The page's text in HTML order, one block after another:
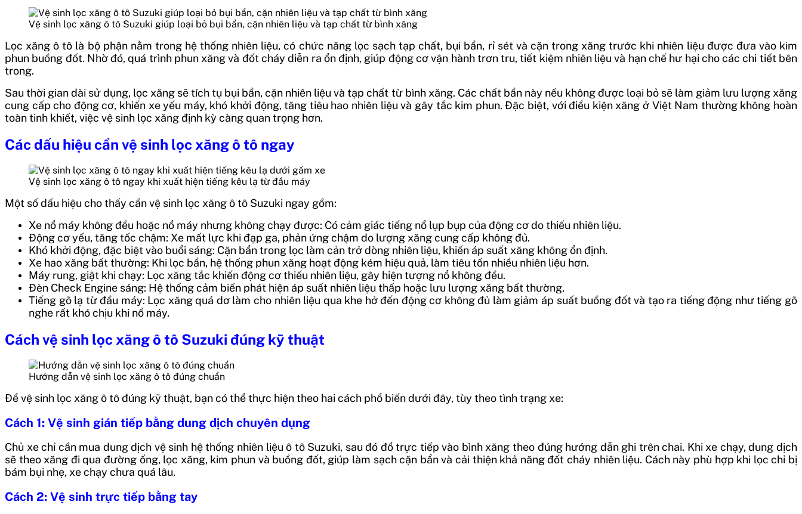
Vệ sinh lọc xăng ô tô Suzuki giúp loại bỏ bụi bẩn, cặn nhiên liệu và tạp chất từ bình xăng
Lọc xăng ô tô là bộ phận nằm trong hệ thống nhiên liệu, có chức năng lọc sạch tạp chất, bụi bẩn, rỉ sét và cặn trong xăng trước khi nhiên liệu được đưa vào kim
phun buồng đốt. Nhờ đó, quá trình phun xăng và đốt cháy diễn ra ổn định, giúp động cơ vận hành trơn tru, tiết kiệm nhiên liệu và hạn chế hư hại cho các chi tiết bên
trong.
Sau thời gian dài sử dụng, lọc xăng sẽ tích tụ bụi bẩn, cặn nhiên liệu và tạp chất từ bình xăng. Các chất bẩn này nếu không được loại bỏ sẽ làm giảm lưu lượng xăng
cung cấp cho động cơ, khiến xe yếu máy, khó khởi động, tăng tiêu hao nhiên liệu và gây tắc kim phun. Đặc biệt, với điều kiện xăng ở Việt Nam thường không hoàn
toàn tinh khiết, việc vệ sinh lọc xăng định kỳ càng quan trọng hơn.
Các dấu hiệu cần vệ sinh lọc xăng ô tô ngay
Vệ sinh lọc xăng ô tô ngay khi xuất hiện tiếng kêu lạ từ đầu máy
Một số dấu hiệu cho thấy cần vệ sinh lọc xăng ô tô Suzuki ngay gồm:
Xe nổ máy không đều hoặc nổ máy nhưng không chạy được: Có cảm giác tiếng nổ lụp bụp của động cơ do thiếu nhiên liệu.
Động cơ yếu, tăng tốc chậm: Xe mất lực khi đạp ga, phản ứng chậm do lượng xăng cung cấp không đủ.
Khó khởi động, đặc biệt vào buổi sáng: Cặn bẩn trong lọc làm cản trở dòng nhiên liệu, khiến áp suất xăng không ổn định.
Xe hao xăng bất thường: Khi lọc bẩn, hệ thống phun xăng hoạt động kém hiệu quả, làm tiêu tốn nhiều nhiên liệu hơn.
Máy rung, giật khi chạy: Lọc xăng tắc khiến động cơ thiếu nhiên liệu, gây hiện tượng nổ không đều.
Đèn Check Engine sáng: Hệ thống cảm biến phát hiện áp suất nhiên liệu thấp hoặc lưu lượng xăng bất thường.
Tiếng gõ lạ từ đầu máy: Lọc xăng quá dơ làm cho nhiên liệu qua khe hở đến động cơ không đủ làm giảm áp suất buồng đốt và tạo ra tiếng động như tiếng gõ
nghe rất khó chịu khi nổ máy.
Cách vệ sinh lọc xăng ô tô Suzuki đúng kỹ thuật
Hướng dẫn vệ sinh lọc xăng ô tô đúng chuẩn
Để vệ sinh lọc xăng ô tô đúng kỹ thuật, bạn có thể thực hiện theo hai cách phổ biến dưới đây, tùy theo tình trạng xe:
Cách 1: Vệ sinh gián tiếp bằng dung dịch chuyên dụng
Chủ xe chỉ cần mua dung dịch vệ sinh hệ thống nhiên liệu ô tô Suzuki, sau đó đổ trực tiếp vào bình xăng theo đúng hướng dẫn ghi trên chai. Khi xe chạy, dung dịch
sẽ theo xăng đi qua đường ống, lọc xăng, kim phun và buồng đốt, giúp làm sạch cặn bẩn và cải thiện khả năng đốt cháy nhiên liệu. Cách này phù hợp khi lọc chỉ bị
bám bụi nhẹ, xe chạy chưa quá lâu.
Cách 2: Vệ sinh trực tiếp bằng tay